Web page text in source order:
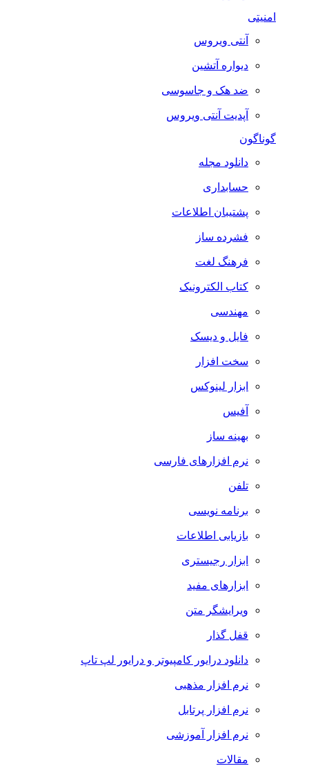
امنیتی
آنتی ویروس
دیواره آتشین
ضد هک و جاسوسی
آپدیت آنتی ویروس
گوناگون
دانلود مجله
حسابداری
پشتیبان اطلاعات
فشرده ساز
فرهنگ لغت
کتاب الکترونیک
مهندسی
فایل و دیسک
سخت افزار
ابزار لینوکس
آفیس
بهینه ساز
نرم افزارهای فارسی
تلفن
برنامه نویسی
بازیابی اطلاعات
ابزار رجیستری
ابزارهای مفید
ویرایشگر متن
قفل گذار
دانلود درایور کامپیوتر و درایور لپ تاپ
نرم افزار مذهبی
نرم افزار پرتابل
نرم افزار آموزشی
مقالات